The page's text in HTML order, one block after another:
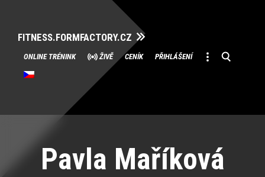
FITNESS.FORMFACTORY.CZ
Přeskočit
na
obsah
ONLINE TRÉNINK ŽIVĚ CENÍK PŘIHLÁŠENÍ
Pavla Maříková